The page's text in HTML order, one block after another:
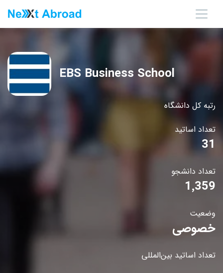
رتبه کل دانشگاه
تعداد اساتید
31
تعداد دانشجو
1٬359
وضعیت
خصوصی
تعداد اساتید بین‌المللی
EBS Business School